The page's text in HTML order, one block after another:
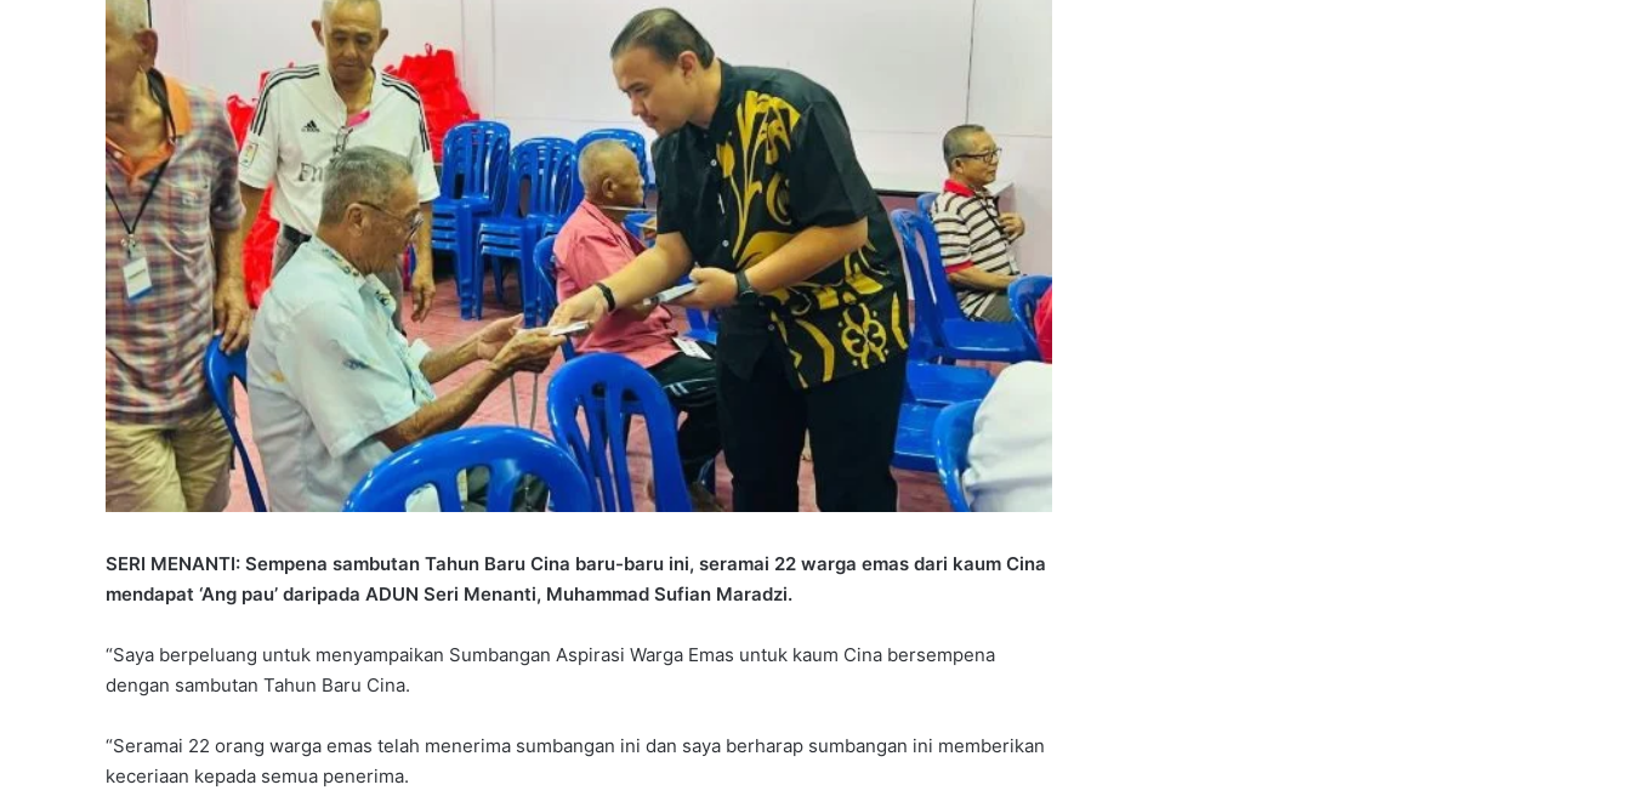
m
a
i
l
SERI MENANTI: Sempena sambutan Tahun Baru Cina baru-baru ini, seramai 22 warga emas dari kaum Cina
mendapat ‘Ang pau’ daripada ADUN Seri Menanti, Muhammad Sufian Maradzi.
“Saya berpeluang untuk menyampaikan Sumbangan Aspirasi Warga Emas untuk kaum Cina bersempena
dengan sambutan Tahun Baru Cina.
“Seramai 22 orang warga emas telah menerima sumbangan ini dan saya berharap sumbangan ini memberikan
keceriaan kepada semua penerima.